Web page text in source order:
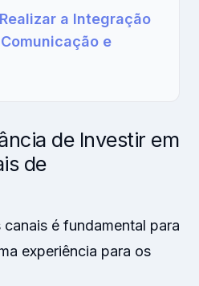
a Integração
e
de Investir em
de
é fundamental para
experiência para os